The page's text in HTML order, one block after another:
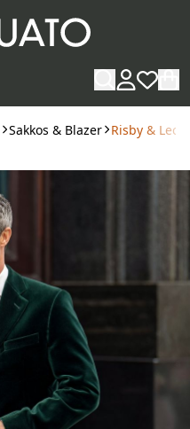
Sakkos & Blazer Risby &